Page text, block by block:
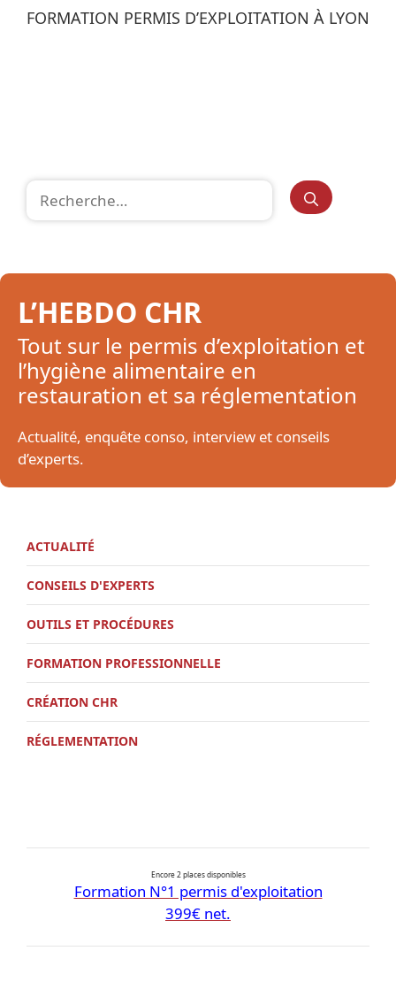
FORMATION PERMIS D’EXPLOITATION À LYON
L’HEBDO CHR
Tout sur le permis d’exploitation et
l’hygiène alimentaire en
restauration et sa réglementation
Actualité, enquête conso, interview et conseils
d’experts.
ACTUALITÉ
CONSEILS D'EXPERTS
OUTILS ET PROCÉDURES
FORMATION PROFESSIONNELLE
CRÉATION CHR
RÉGLEMENTATION
Encore 2 places disponibles
Formation N°1 permis d'exploitation
399€ net.